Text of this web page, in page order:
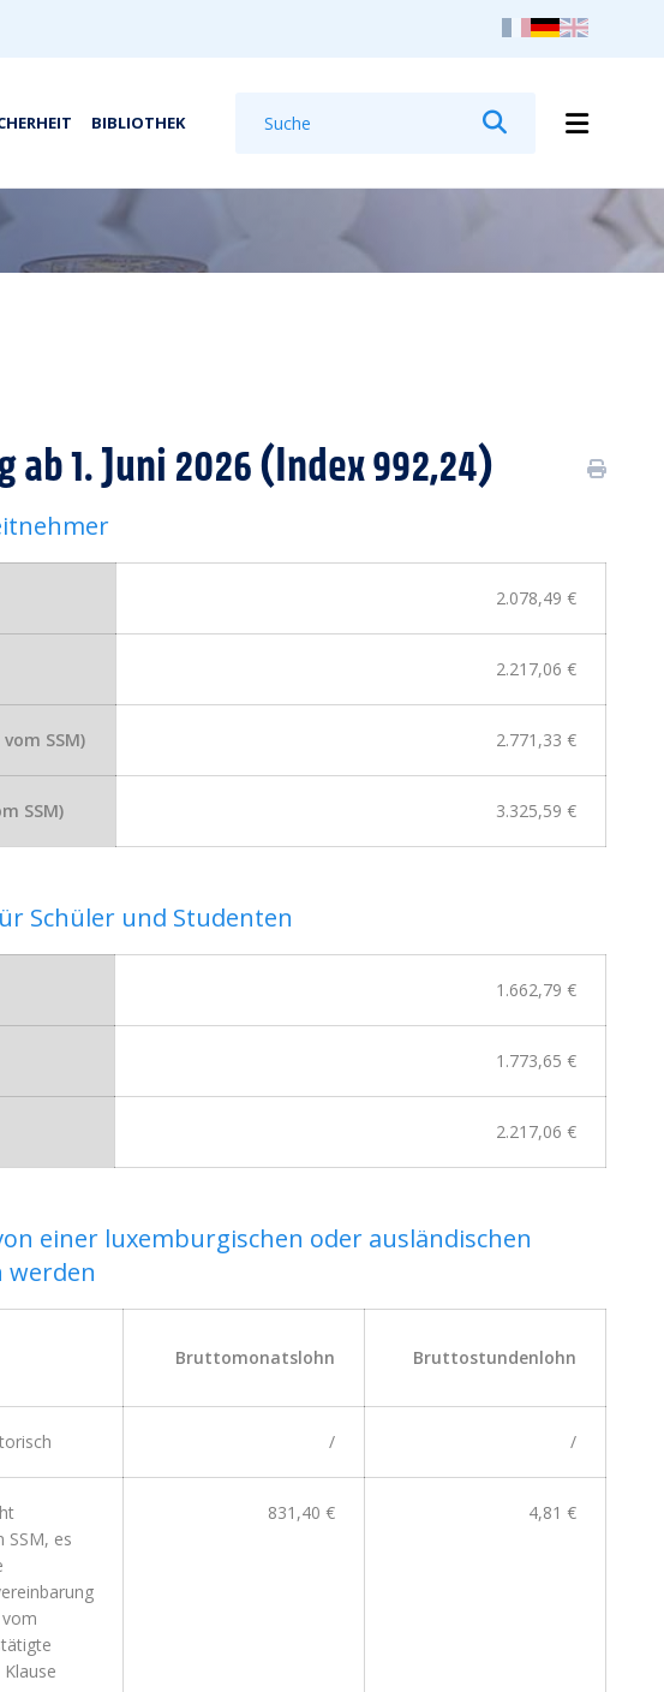
BIBLIOTHEK
1. Juni 2026 (Index 992,24)
2.078,49 €
2.217,06 €
SSM) 2.771,33 €
SSM) 3.325,59 €
Schüler und Studenten
1.662,79 €
1.773,65 €
2.217,06 €
einer luxemburgischen oder ausländischen
werden
Bruttomonatslohn Bruttostundenlohn
/ /
SSM, es
831,40 € 4,81 €